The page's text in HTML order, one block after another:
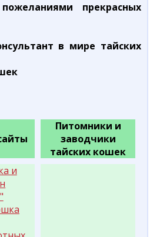
прекрасных
в мире тайских
Питомники и
заводчики
тайских кошек
и